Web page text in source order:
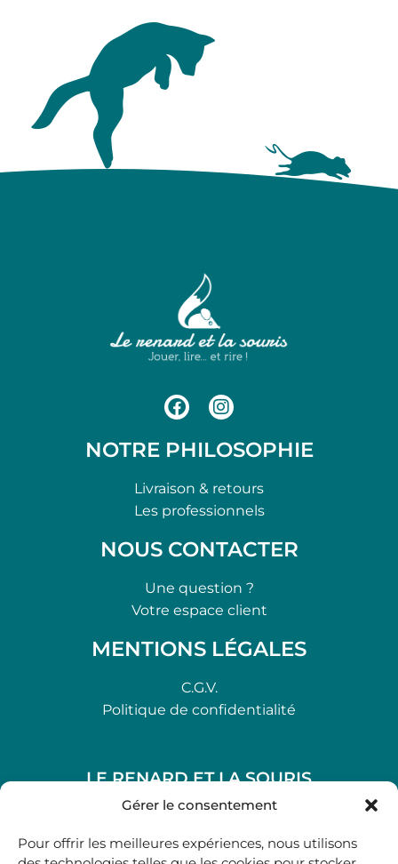
Gérer le consentement
Pour offrir les meilleures expériences, nous utilisons
NOTRE PHILOSOPHIE
Livraison & retours
Les professionnels
NOUS CONTACTER
Une question ?
Votre espace client
MENTIONS LÉGALES
C.G.V.
Politique de confidentialité
LE RENARD ET LA SOURIS
48, rue Maubec 33210 LANGON
05 40 41 37 18